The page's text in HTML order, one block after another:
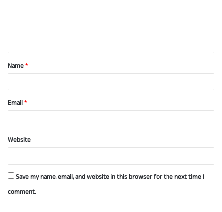
t
*Name*
Email*
Website
Save my name, email, and website in this browser for the next time I
comment.